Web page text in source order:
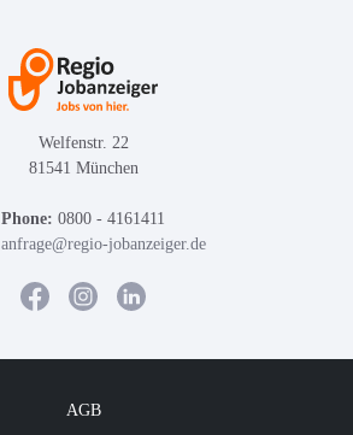
Welfenstr. 22
81541 München
Phone: 0800 - 4161411
anfrage@regio-jobanzeiger.de
AGB